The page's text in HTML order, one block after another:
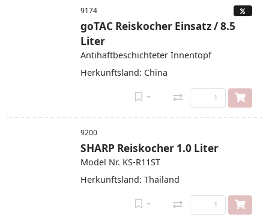
9174
goTAC Reiskocher Einsatz / 8.5
Liter
Antihaftbeschichteter Innentopf
Herkunftsland: China
9200
SHARP Reiskocher 1.0 Liter
Model Nr. KS-R11ST
Herkunftsland: Thailand